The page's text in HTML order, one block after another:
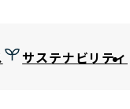
サステナビリティ